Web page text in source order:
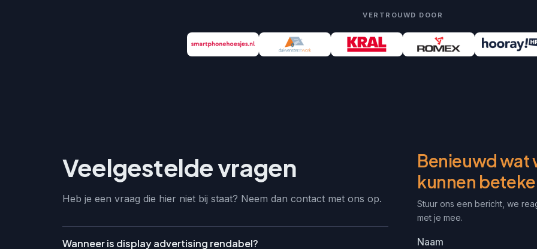
VERTROUWD DOOR
Veelgestelde vragen
Heb je een vraag die hier niet bij staat? Neem dan contact met ons op.
Wanneer is display advertising rendabel?
Benieuwd wat
kunnen
Stuur ons een bericht, we
met je mee.
Naam